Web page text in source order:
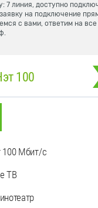
7 линия, доступно
на подключение
с вами, ответим на
100
100 Мбит/с
ТВ